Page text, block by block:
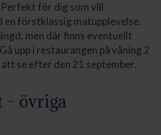
för dig som vill
en förstklassig matupplevelse.
men där finns eventuellt
upp i restaurangen på våning 2
se efter den 21 september.
– övriga